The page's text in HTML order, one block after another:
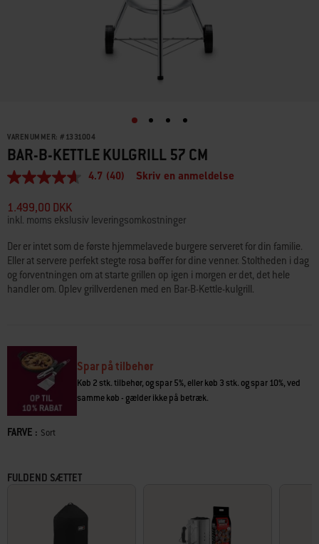
VARENUMMER: # 1331004
BAR-B-KETTLE KULGRILL 57 CM
4.7
af
5
stjerner,
gennemsnitlig
bedømmelsesværdi.
Read
40
Reviews.
Samme
4.7 (40) Skriv en anmeldelse
1.499,00 DKK
inkl. moms ekslusiv leveringsomkostninger
Der er intet som de første hjemmelavede burgere serveret for din familie.
Eller at servere perfekt stegte rosa bøffer for dine venner. Stoltheden i dag
og forventningen om at starte grillen op igen i morgen er det, det hele
handler om. Oplev grillverdenen med en Bar-B-Kettle-kulgrill.
Spar på tilbehør
Køb 2 stk. tilbehør, og spar 5%, eller køb 3 stk. og spar 10%, ved
samme køb - gælder ikke på betræk.
Color
FARVE : Sort
FULDEND SÆTTET